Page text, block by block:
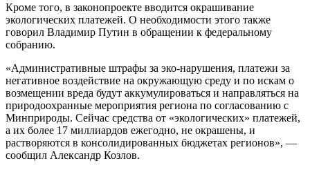
Кроме того, в законопроекте вводится окрашивание
экологических платежей. О необходимости этого также
говорил Владимир Путин в обращении к федеральному
собранию.
«Административные штрафы за эко-нарушения, платежи за
негативное воздействие на окружающую среду и по искам о
возмещении вреда будут аккумулироваться и направляться на
природоохранные мероприятия региона по согласованию с
Минприроды. Сейчас средства от «экологических» платежей,
а их более 17 миллиардов ежегодно, не окрашены, и
растворяются в консолидированных бюджетах регионов», —
сообщил Александр Козлов.